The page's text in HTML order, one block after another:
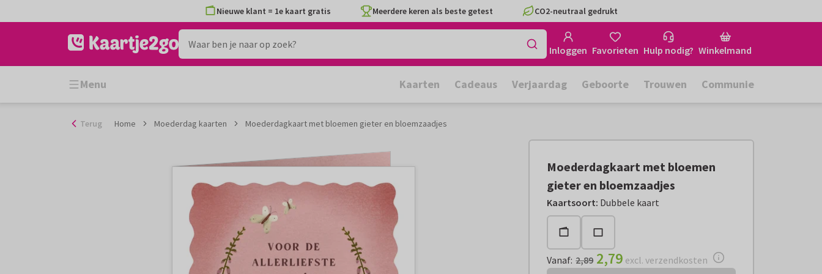
naar
Nieuwe klant = 1e kaart gratis Meerdere keren als beste getest CO2-neutraal gedrukt
Inloggen Favorieten Hulp nodig? Winkelmand
Menu Kaarten Cadeaus Verjaardag Geboorte Trouwen Communie
Terug Home Moederdag kaarten Moederdagkaart met bloemen gieter en bloemzaadjes
Moederdagkaart met bloemen
gieter en bloemzaadjes
Kaartsoort: Dubbele kaart
Vanaf:€ 2,79 excl. verzendkosten
Vanaf: 2,89 2,79 excl. verzendkosten